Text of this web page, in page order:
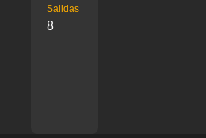
Salidas
8